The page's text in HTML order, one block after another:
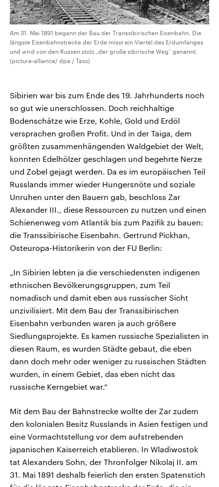
Am 31. Mai 1891 begann der Bau der Transsibirischen Eisenbahn. Die
längste Eisenbahnstrecke der Erde misst ein Viertel des Erdumfanges
und wird von den Russen stolz „der große sibirische Weg“ genannt.
(picture-alliance/ dpa / Tass)
Sibirien war bis zum Ende des 19. Jahrhunderts noch
so gut wie unerschlossen. Doch reichhaltige
Bodenschätze wie Erze, Kohle, Gold und Erdöl
versprachen großen Profit. Und in der Taiga, dem
größten zusammenhängenden Waldgebiet der Welt,
konnten Edelhölzer geschlagen und begehrte Nerze
und Zobel gejagt werden. Da es im europäischen Teil
Russlands immer wieder Hungersnöte und soziale
Unruhen unter den Bauern gab, beschloss Zar
Alexander III., diese Ressourcen zu nutzen und einen
Schienenweg vom Atlantik bis zum Pazifik zu bauen:
die Transsibirische Eisenbahn. Gertrund Pickhan,
Osteuropa-Historikerin von der FU Berlin:
„In Sibirien lebten ja die verschiedensten indigenen
ethnischen Bevölkerungsgruppen, zum Teil
nomadisch und damit eben aus russischer Sicht
unzivilisiert. Mit dem Bau der Transsibirischen
Eisenbahn verbunden waren ja auch größere
Siedlungsprojekte. Es kamen russische Spezialisten in
diesen Raum, es wurden Städte gebaut, die eben
dann doch mehr oder weniger zu russischen Städten
wurden, in einem Gebiet, das eben nicht das
russische Kerngebiet war.“
Mit dem Bau der Bahnstrecke wollte der Zar zudem
den kolonialen Besitz Russlands in Asien festigen und
eine Vormachtstellung vor dem aufstrebenden
japanischen Kaiserreich etablieren. In Wladiwostok
tat Alexanders Sohn, der Thronfolger Nikolaj II. am
31. Mai 1891 deshalb feierlich den ersten Spatenstich